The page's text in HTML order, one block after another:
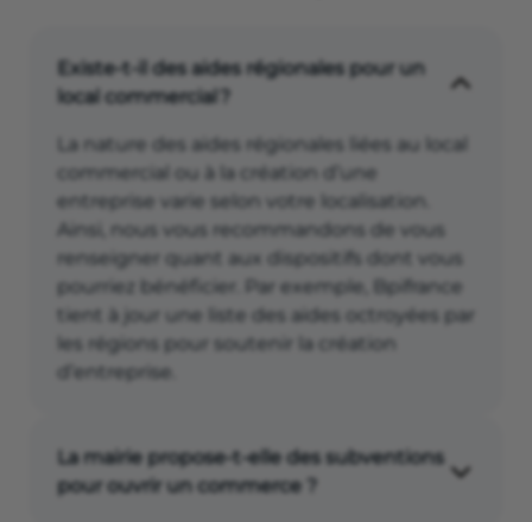
Existe-t-il des aides régionales pour un
local commercial ?
La nature des aides régionales liées au local
commercial ou à la création d’une
entreprise varie selon votre localisation.
Ainsi, nous vous recommandons de vous
renseigner quant aux dispositifs dont vous
pourriez bénéficier. Par exemple, Bpifrance
tient à jour une liste des aides octroyées par
les régions pour soutenir la création
d’entreprise.
La mairie propose-t-elle des subventions
pour ouvrir un commerce ?